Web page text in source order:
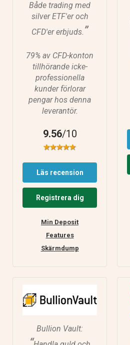
Både trading med
silver ETF'er och
CFD'er erbjuds. ”
79% av CFD-konton
tillhörande icke-
professionella
kunder förlorar
pengar hos denna
leverantör.
9.56/10
Läs recension
Registrera dig
Min Deposit
Features
Skärmdump
Bullion Vault: